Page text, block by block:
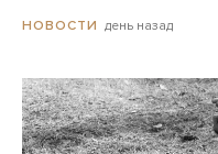
НОВОСТИ день назад